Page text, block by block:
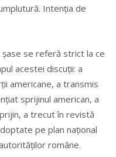
Intenția de
se referă strict la ce
acestei discuții: a
americane, a transmis
sprijinul american, a
a trecut în revistă
pe plan național
române.